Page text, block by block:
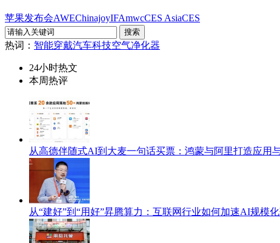
苹果发布会AWEChinajoyIFAmwcCES AsiaCES
热词： 智能穿戴汽车科技空气净化器
24小时热文
本周热评
从高德伴随式AI到大麦一句话买票：鸿蒙与阿里打造应用
从“建好”到“用好”昇腾算力：互联网行业如何加速AI规模化